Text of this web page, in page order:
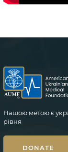
Нашою метою є
рівня
DONATE